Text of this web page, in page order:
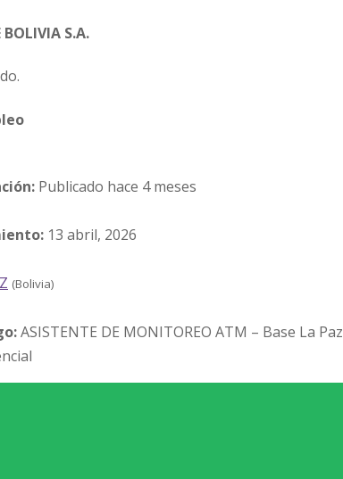
S.A.
Publicado hace 4 meses
13 abril, 2026
(Bolivia)
ASISTENTE DE MONITOREO ATM – Base La Paz